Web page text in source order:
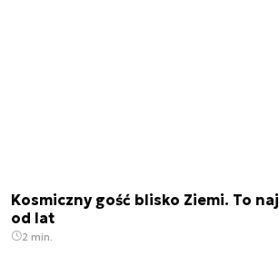
Kosmiczny gość blisko Ziemi. To
od lat
2 min.